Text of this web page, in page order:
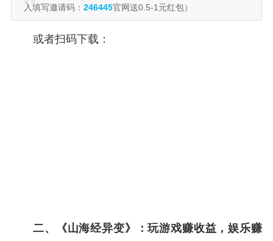
入填写邀请码： 246445官网送0.5-1元红包）
或者扫码下载：
二、《山海经异变》：玩游戏赚收益，娱乐赚